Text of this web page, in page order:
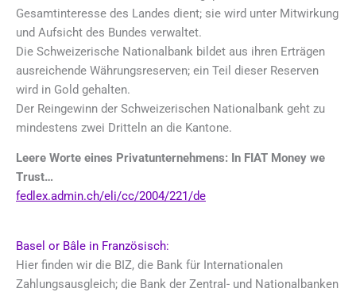
Gesamtinteresse des Landes dient; sie wird unter Mitwirkung
und Aufsicht des Bundes verwaltet.
Die Schweizerische Nationalbank bildet aus ihren Erträgen
ausreichende Währungsreserven; ein Teil dieser Reserven
wird in Gold gehalten.
Der Reingewinn der Schweizerischen Nationalbank geht zu
mindestens zwei Dritteln an die Kantone.
Leere Worte eines Privatunternehmens: In FIAT Money we
Trust…
fedlex.admin.ch/eli/cc/2004/221/de
Basel or Bâle in Französisch:
Hier finden wir die BIZ, die Bank für Internationalen
Zahlungsausgleich; die Bank der Zentral- und Nationalbanken